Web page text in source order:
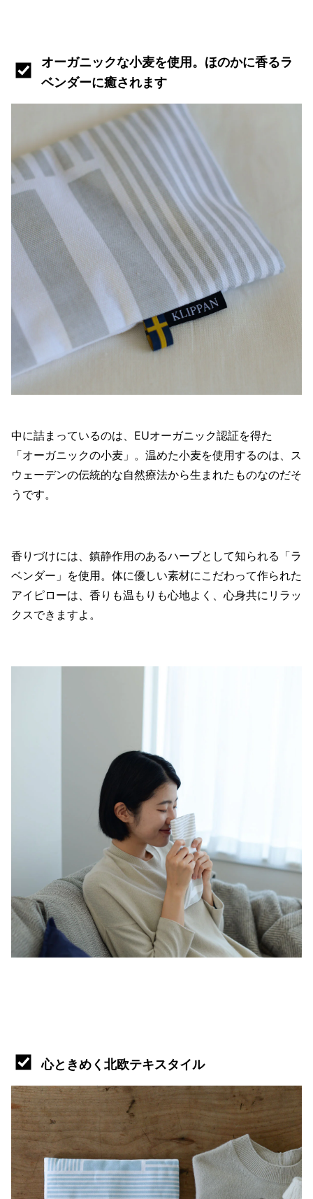
オーガニックな小麦を使用。ほのかに香るラ
ベンダーに癒されます
中に詰まっているのは、EUオーガニック認証を得た
「オーガニックの小麦」。温めた小麦を使用するのは、ス
ウェーデンの伝統的な自然療法から生まれたものなのだそ
うです。
香りづけには、鎮静作用のあるハーブとして知られる「ラ
ベンダー」を使用。体に優しい素材にこだわって作られた
アイピローは、香りも温もりも心地よく、心身共にリラッ
クスできますよ。
心ときめく北欧テキスタイル